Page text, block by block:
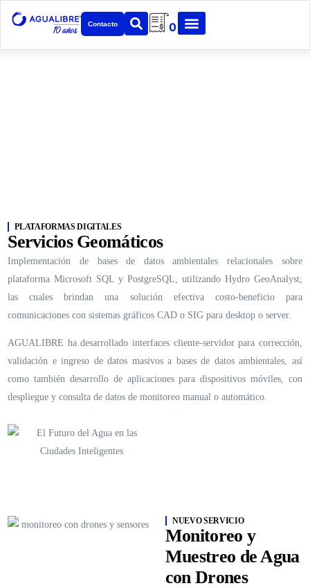
Contacto 0
PLATAFORMAS DIGITALES
Servicios Geomáticos
Implementación de bases de datos ambientales relacionales sobre
plataforma Microsoft SQL y PostgreSQL, utilizando Hydro GeoAnalyst;
las cuales brindan una solución efectiva costo-beneficio para
comunicaciones con sistemas gráficos CAD o SIG para desktop o server.
AGUALIBRE ha desarrollado interfaces cliente-servidor para corrección,
validación e ingreso de datos masivos a bases de datos ambientales, así
como también desarrollo de aplicaciones para dispositivos móviles, con
despliegue y consulta de datos de monitoreo manual o automático.
NUEVO SERVICIO
Monitoreo y
Muestreo de Agua
con Drones